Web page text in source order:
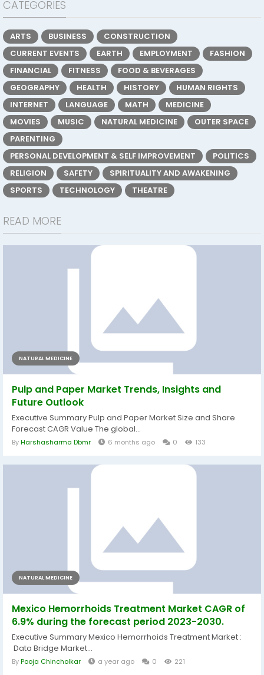
CATEGORIES
ARTS BUSINESS
CONSTRUCTION
CURRENT EVENTS
EARTH EMPLOYMENT
FASHION
FINANCIAL
FITNESS
FOOD & BEVERAGES
GEOGRAPHY
HEALTH HISTORY
HUMAN RIGHTS
INTERNET
LANGUAGE MATH
MEDICINE
MOVIES
MUSIC NATURAL MEDICINE
OUTER SPACE
PARENTING
PERSONAL DEVELOPMENT & SELF IMPROVEMENT
POLITICS
RELIGION
SAFETY
SPIRITUALITY AND AWAKENING
SPORTS
TECHNOLOGY THEATRE
READ MORE
NATURAL MEDICINE
Pulp and Paper Market Trends, Insights and
Future Outlook
Executive Summary Pulp and Paper Market Size and Share
Forecast CAGR Value The global...
ByHarshasharma Dbmr 6 months ago 0 133
NATURAL MEDICINE
Mexico Hemorrhoids Treatment Market CAGR of
6.9% during the forecast period 2023-2030.
Executive Summary Mexico Hemorrhoids Treatment Market :
Data Bridge Market...
ByPooja Chincholkar a year ago 0 221